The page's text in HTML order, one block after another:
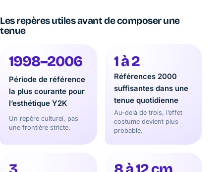
Les repères utiles avant de composer une
tenue
1998–2006
Période de référence
la plus courante pour
l’esthétique Y2K
Un repère culturel, pas
une frontière stricte.
1 à 2
Références 2000
suffisantes dans une
tenue quotidienne
Au-delà de trois, l’effet
costume devient plus
probable.